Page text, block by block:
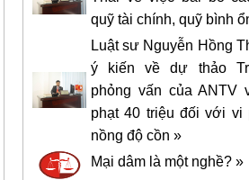
quỹ tài chính, quỹ bình
Luật sư Nguyễn Hồng
ý kiến về dự thảo
phỏng vấn của ANTV
phạt 40 triệu đối với vi
nồng độ cồn »
Mại dâm là một nghề? »